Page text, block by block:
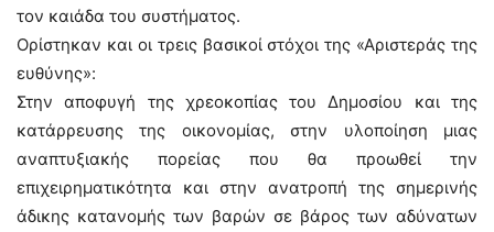
τον καιάδα του συστήματος.
Ορίστηκαν και οι τρεις βασικοί στόχοι της «Αριστεράς της
ευθύνης»:
Στην αποφυγή της χρεοκοπίας του Δημοσίου και της
κατάρρευσης της οικονομίας, στην υλοποίηση μιας
αναπτυξιακής πορείας που θα προωθεί την
επιχειρηματικότητα και στην ανατροπή της σημερινής
άδικης κατανομής των βαρών σε βάρος των αδύνατων